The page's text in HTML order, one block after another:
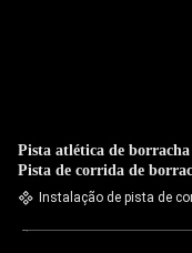
Pista atlética de
Pista de corrida de
Instalação de pista de